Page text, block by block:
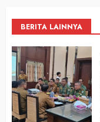
BERITA LAINNYA